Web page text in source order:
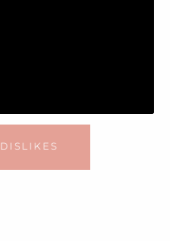
DISLIKES